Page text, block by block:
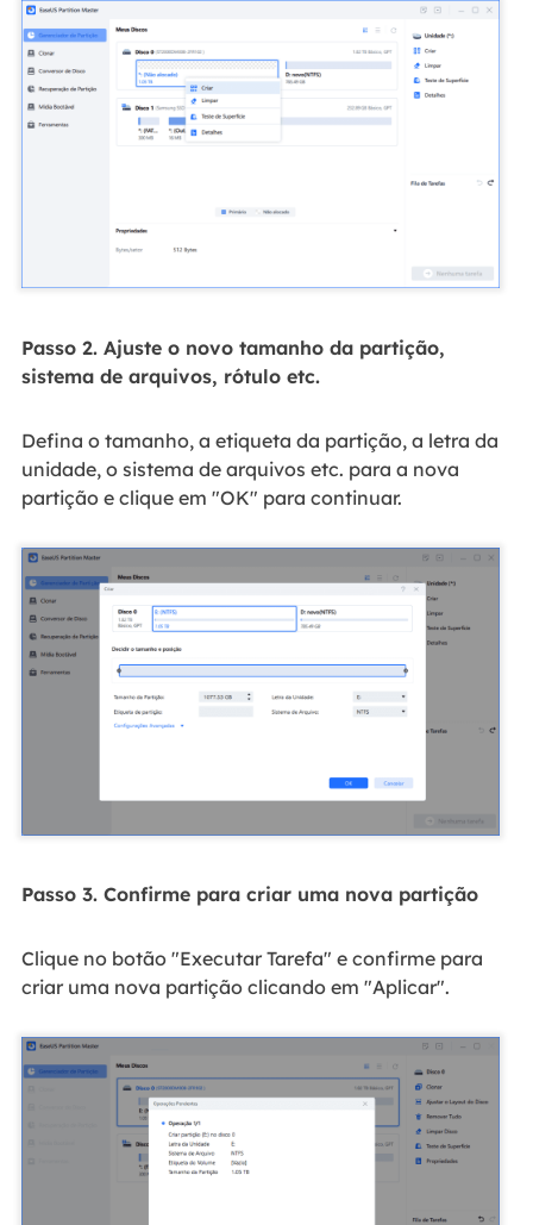
Passo 2. Ajuste o novo tamanho da partição,
sistema de arquivos, rótulo etc.
Defina o tamanho, a etiqueta da partição, a letra da
unidade, o sistema de arquivos etc. para a nova
partição e clique em "OK" para continuar.
Passo 3. Confirme para criar uma nova partição
Clique no botão "Executar Tarefa" e confirme para
criar uma nova partição clicando em "Aplicar".